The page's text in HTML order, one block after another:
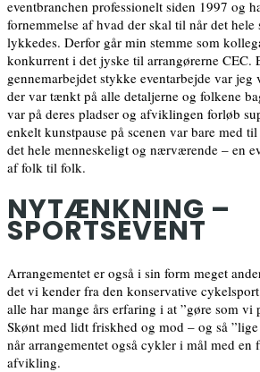
eventbranchen professionelt siden 1997 og
fornemmelse af hvad der skal til når det hele
lykkedes. Derfor går min stemme som
konkurrent i det jyske til arrangørerne CEC.
gennemarbejdet stykke eventarbejde var jeg
der var tænkt på alle detaljerne og folkene
var på deres pladser og afviklingen forløb
enkelt kunstpause på scenen var bare med
det hele menneskeligt og nærværende – en
af folk til folk.
NYTÆNKNING –
SPORTSEVENT
Arrangementet er også i sin form meget
det vi kender fra den konservative
alle har mange års erfaring i at ”gøre som vi
Skønt med lidt friskhed og mod – og så ”lige
når arrangementet også cykler i mål med en
afvikling.